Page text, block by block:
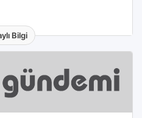
Bilgi